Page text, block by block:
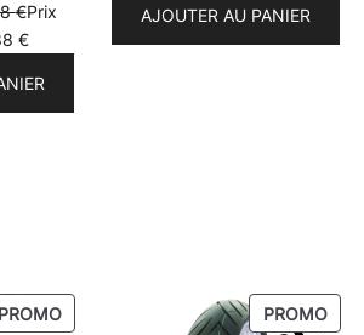
€Prix
€
AJOUTER AU PANIER
PROMOPRODUIT
PROMO